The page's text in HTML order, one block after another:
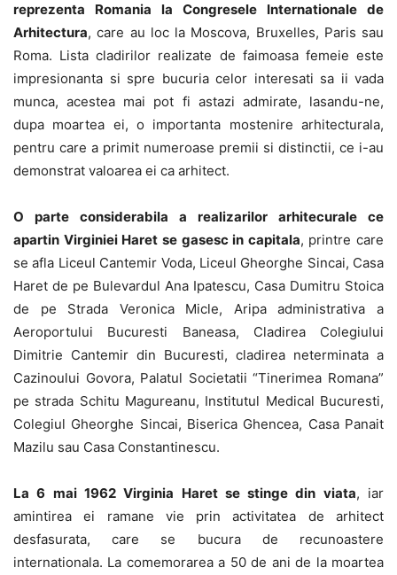
reprezenta Romania la Congresele Internationale de
Arhitectura, care au loc la Moscova, Bruxelles, Paris sau
Roma. Lista cladirilor realizate de faimoasa femeie este
impresionanta si spre bucuria celor interesati sa ii vada
munca, acestea mai pot fi astazi admirate, lasandu-ne,
dupa moartea ei, o importanta mostenire arhitecturala,
pentru care a primit numeroase premii si distinctii, ce i-au
demonstrat valoarea ei ca arhitect.
O parte considerabila a realizarilor arhitecurale ce
apartin Virginiei Haret se gasesc in capitala, printre care
se afla Liceul Cantemir Voda, Liceul Gheorghe Sincai, Casa
Haret de pe Bulevardul Ana Ipatescu, Casa Dumitru Stoica
de pe Strada Veronica Micle, Aripa administrativa a
Aeroportului Bucuresti Baneasa, Cladirea Colegiului
Dimitrie Cantemir din Bucuresti, cladirea neterminata a
Cazinoului Govora, Palatul Societatii “Tinerimea Romana”
pe strada Schitu Magureanu, Institutul Medical Bucuresti,
Colegiul Gheorghe Sincai, Biserica Ghencea, Casa Panait
Mazilu sau Casa Constantinescu.
La 6 mai 1962 Virginia Haret se stinge din viata, iar
amintirea ei ramane vie prin activitatea de arhitect
desfasurata, care se bucura de recunoastere
internationala. La comemorarea a 50 de ani de la moartea